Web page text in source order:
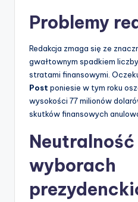
Problemy
Redakcja zmaga się ze
gwałtownym spadkiem
stratami finansowymi.
Post poniesie w tym roku
wysokości 77 milionów
skutków finansowych
wyborach